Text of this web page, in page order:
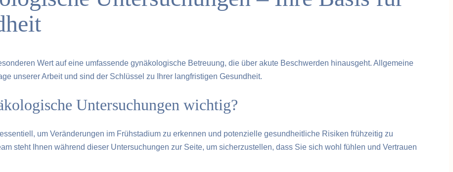
Wert auf eine umfassende gynäkologische Betreuung, die über akute Beschwerden hinausgeht. Allgemeine
unserer Arbeit und sind der Schlüssel zu Ihrer langfristigen Gesundheit.
Untersuchungen wichtig?
um Veränderungen im Frühstadium zu erkennen und potenzielle gesundheitliche Risiken frühzeitig zu
steht Ihnen während dieser Untersuchungen zur Seite, um sicherzustellen, dass Sie sich wohl fühlen und Vertrauen